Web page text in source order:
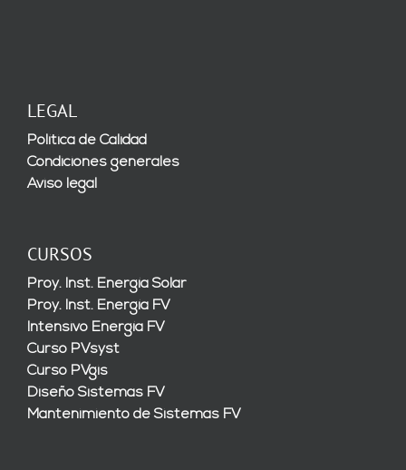
LEGAL
Política de Calidad
Condiciones generales
Aviso legal
CURSOS
Proy. Inst. Energía Solar
Proy. Inst. Energía FV
Intensivo Energía FV
Curso PVsyst
Curso PVgis
Diseño Sistemas FV
Mantenimiento de Sistemas FV